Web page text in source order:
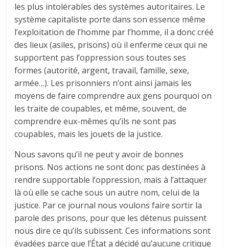
les plus intolérables des systèmes autoritaires. Le
système capitaliste porte dans son essence même
l’ex­ploitation de l’homme par l’homme, il a donc créé
des lieux (asiles, prisons) où il enferme ceux qui ne
supportent pas l’oppression sous toutes ses
formes (autorité, argent, travail, famille, sexe,
armée…). Les prisonniers n’ont ainsi jamais les
moyens de faire comprendre aux gens pourquoi on
les traite de coupables, et même, souvent, de
comprendre eux-mêmes qu’ils ne sont pas
coupables, mais les jouets de la justice.
Nous savons qu’il ne peut y avoir de bonnes
prisons. Nos actions ne sont donc pas destinées à
rendre supportable l’oppression, mais à l’at­taquer
là où elle se cache sous un autre nom, celui de la
justice. Par ce journal nous voulons faire sortir la
parole des prisons, pour que les détenus puissent
nous dire ce qu’ils subissent. Ces informations sont
évadées parce que l’État a décidé qu’aucu­ne critique